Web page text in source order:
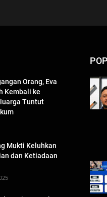
Orang, Eva
Kembali ke
Tuntut
Mukti Keluhkan
dan Ketiadaan